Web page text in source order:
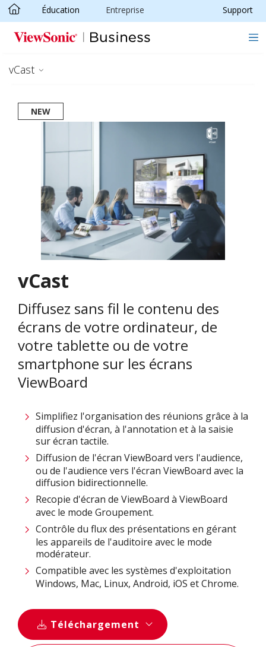
Passer au contenu principal
Éducation Entreprise Support
vCast
NEW
vCast
Diffusez sans fil le contenu des
écrans de votre ordinateur, de
votre tablette ou de votre
smartphone sur les écrans
ViewBoard
Simplifiez l'organisation des réunions grâce à la
diffusion d'écran, à l'annotation et à la saisie
sur écran tactile.
Diffusion de l'écran ViewBoard vers l'audience,
ou de l'audience vers l'écran ViewBoard avec la
diffusion bidirectionnelle.​
Recopie d'écran de ViewBoard à ViewBoard
avec le mode Groupement.
Contrôle du flux des présentations en gérant
les appareils de l'auditoire avec le mode
modérateur.
Compatible avec les systèmes d'exploitation
Windows, Mac, Linux, Android, iOS et Chrome.
Téléchargement